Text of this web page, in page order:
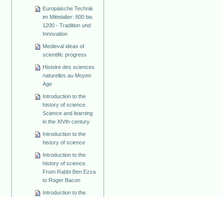
Europäische Technik
im Mittelalter: 800 bis
1200 - Tradition und
Innovation
Medieval ideas of
scientific progress
Histoire des sciences
naturelles au Moyen
Age
Introduction to the
history of science.
Science and learning
in the XIVth century
Introduction to the
history of science
Introduction to the
history of science.
From Rabbi Ben Ezza
to Roger Bacon
Introduction to the